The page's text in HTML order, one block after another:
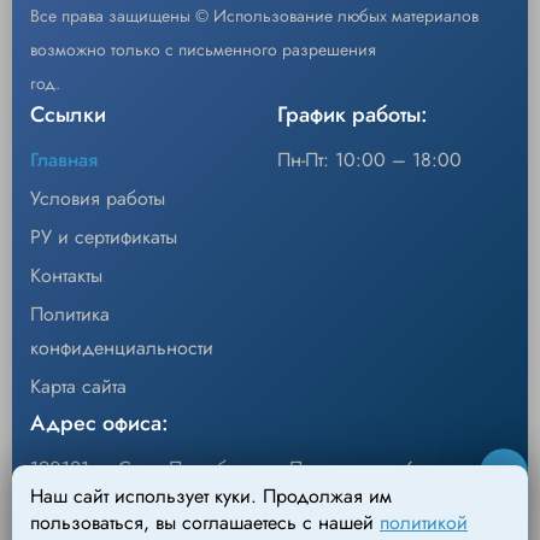
Тип браншей
Maryland с выдвижным L-образным
Раскрытие браншей
Длина запаечной
20 мм
Длина разреза
Вращение штока
Покрытие
Совместимые
генераторы
Все права защищены © Использование любых материалов
возможно только с письменного разрешения
год.
Ссылки
Главная
Условия работы
РУ и сертификаты
Контакты
Политика
конфиденциальности
Карта сайта
График работы:
Пн-Пт: 10:00 – 18:00
Адрес офиса:
190121, г. Санкт-Петербург, ул.Перевозная, 6
Адрес склада:
Наш сайт использует куки. Продолжая им
пользоваться, вы соглашаетесь с нашей политикой